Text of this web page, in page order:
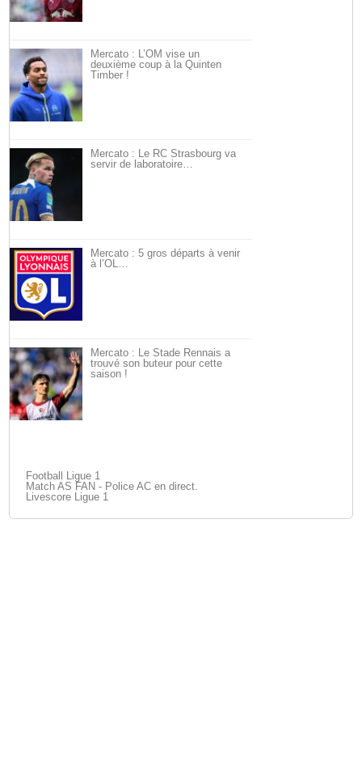
Mercato : L’OM vise un
deuxième coup à la Quinten
Timber !
Mercato : Le RC Strasbourg va
servir de laboratoire…
Mercato : 5 gros départs à venir
à l’OL…
Mercato : Le Stade Rennais a
trouvé son buteur pour cette
saison !
Football Ligue 1
Match AS FAN - Police AC en direct.
Livescore Ligue 1